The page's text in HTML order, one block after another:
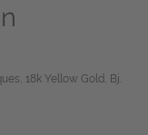
18k Yellow Gold, Bj.